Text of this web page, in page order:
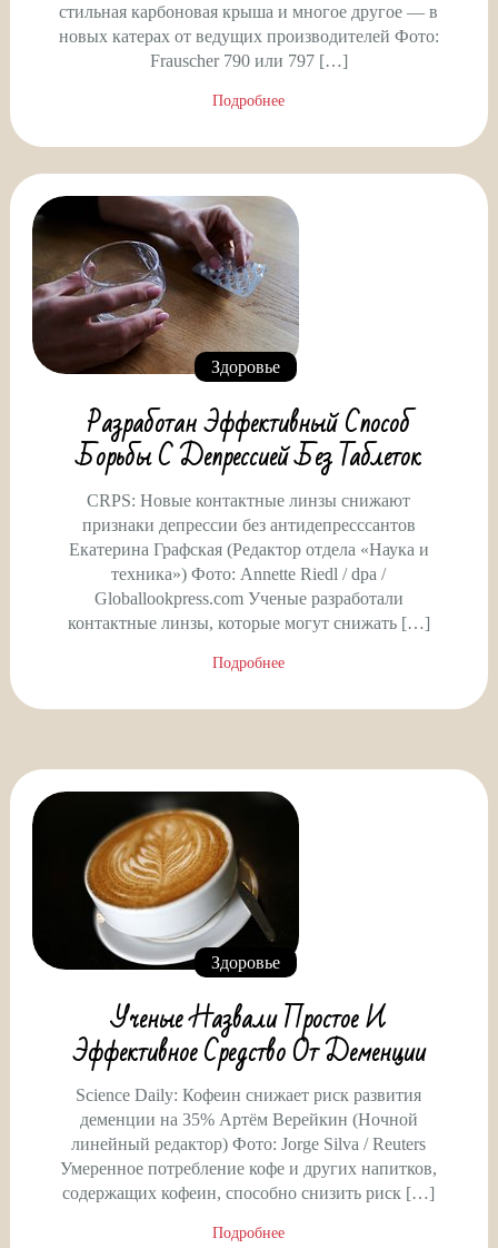
стильная карбоновая крыша и многое другое — в
новых катерах от ведущих производителей Фото:
Frauscher 790 или 797 […]
Подробнее
Здоровье
Разработан Эффективный Способ
Борьбы С Депрессией Без Таблеток
CRPS: Новые контактные линзы снижают
признаки депрессии без антидепресссантов
Екатерина Графская (Редактор отдела «Наука и
техника») Фото: Annette Riedl / dpa /
Globallookpress.com Ученые разработали
контактные линзы, которые могут снижать […]
Подробнее
Здоровье
Ученые Назвали Простое И
Эффективное Средство От Деменции
Science Daily: Кофеин снижает риск развития
деменции на 35% Артём Верейкин (Ночной
линейный редактор) Фото: Jorge Silva / Reuters
Умеренное потребление кофе и других напитков,
содержащих кофеин, способно снизить риск […]
Подробнее